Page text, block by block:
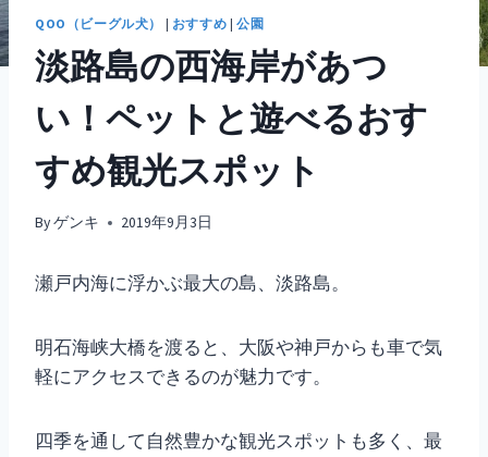
QOO（ビーグル犬） | おすすめ | 公園
淡路島の西海岸があつ
い！ペットと遊べるおす
すめ観光スポット
Byゲンキ 2019年9月3日
瀬戸内海に浮かぶ最大の島、淡路島。
明石海峡大橋を渡ると、大阪や神戸からも車で気
軽にアクセスできるのが魅力です。
四季を通して自然豊かな観光スポットも多く、最